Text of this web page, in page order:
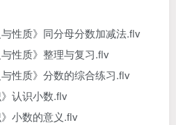
性质》同分母分数加减法.flv
性质》整理与复习.flv
性质》分数的综合练习.flv
认识小数.flv
小数的意义.flv